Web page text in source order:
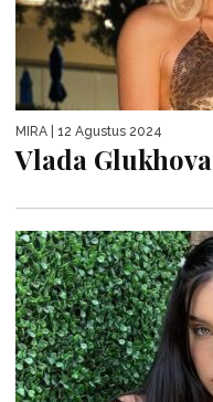
MIRA | 12 Agustus 2024
Vlada Glukhova